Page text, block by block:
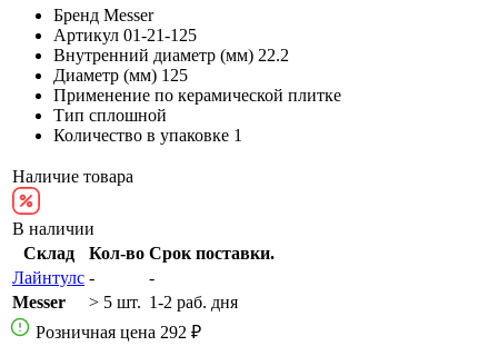
Бренд Messer
Артикул 01-21-125
Внутренний диаметр (мм) 22.2
Диаметр (мм) 125
Применение по керамической плитке
Тип сплошной
Количество в упаковке 1
Наличие товара
В наличии
Склад
Кол-во Срок поставки.
Лайнтулс -
-
Messer
> 5 шт. 1-2 раб. дня
Розничная цена 292 ₽